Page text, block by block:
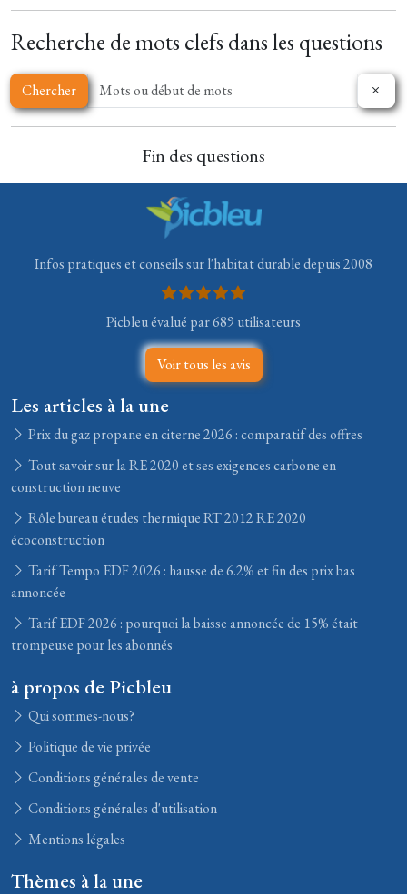
Recherche de mots clefs dans les questions
Chercher
Fin des questions
Infos pratiques et conseils sur l'habitat durable depuis 2008
Picbleu évalué par 689 utilisateurs
Voir tous les avis
Les articles à la une
Prix du gaz propane en citerne 2026 : comparatif des offres
Tout savoir sur la RE 2020 et ses exigences carbone en
construction neuve
Rôle bureau études thermique RT 2012 RE 2020
écoconstruction
Tarif Tempo EDF 2026 : hausse de 6.2% et fin des prix bas
annoncée
Tarif EDF 2026 : pourquoi la baisse annoncée de 15% était
trompeuse pour les abonnés
à propos de Picbleu
Qui sommes-nous?
Politique de vie privée
Conditions générales de vente
Conditions générales d'utilisation
Mentions légales
Thèmes à la une